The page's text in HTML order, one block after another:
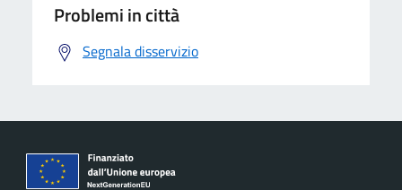
Problemi in città
Segnala disservizio